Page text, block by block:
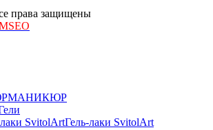
права защищены
МАНИКЮР
Гель-лаки SvitolArt